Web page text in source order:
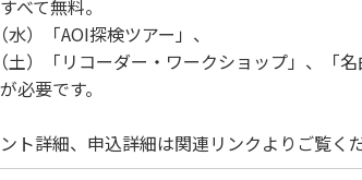
べて無料。
）「AOI探検ツアー」、
）「リコーダー・ワークショップ」、「
必要です。
ト詳細、申込詳細は関連リンクよりご覧く